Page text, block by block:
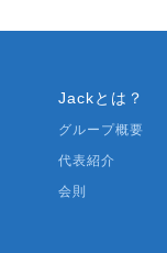
Jackとは？
グループ概要
代表紹介
会則